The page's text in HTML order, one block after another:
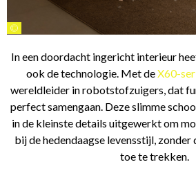
©
In een doordacht ingericht interieur
ook de technologie. Met deX60-
wereldleider in robotstofzuigers, dat
perfect samengaan. Deze slimme
in de kleinste details uitgewerkt om
bij de hedendaagse levensstijl, zonder
toe te trekken.